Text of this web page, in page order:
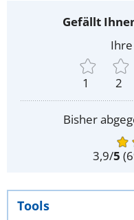
Gefällt
1 2
Bisher
3,9/5 (
Tools